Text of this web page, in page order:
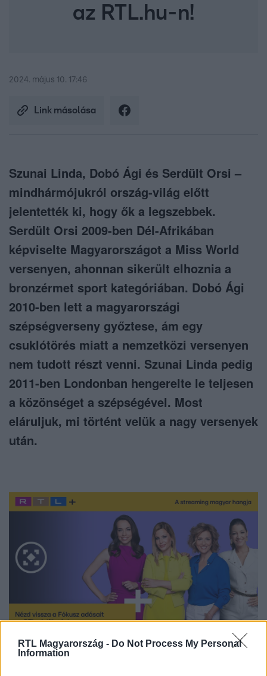
RTL Magyarország - Do Not Process My Personal
Information
az RTL.hu-n!
2024. május 10. 17:46
Link másolása
Szunai Linda, Dobó Ági és Serdült Orsi –
mindhármójukról ország-világ előtt
jelentették ki, hogy ők a legszebbek.
Serdült Orsi 2009-ben Dél-Afrikában
képviselte Magyarországot a Miss World
versenyen, ahonnan sikerült elhoznia a
bronzérmet sport kategóriában. Dobó Ági
2010-ben lett a magyarországi
szépségverseny győztese, ám egy
csuklótörés miatt a nemzetközi versenyen
nem tudott részt venni. Szunai Linda pedig
2011-ben Londonban hengerelte le teljesen
a közönséget a szépségével. Most
eláruljuk, mi történt velük a nagy versenyek
után.
Nézd vissza a Fókusz adásait az RTL+-on!